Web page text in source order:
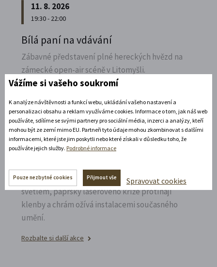
11. 8. 2026
19:30 - 22:00
Bílá paní na vdávání
Zábavné představení plné hereckých hvězd na
zámecké open-air scéně v Litomyšli.
14. 8. 2026
Noční prohlídka piaristického chrámu
působivém večerním hávu. Obětní stůl dýchá
světlem, paprsky laserového kříže protínají
klenby a chrám ožívá instalacemi současného
umění.
Rozbalte si další akce
Vážíme si vašeho soukromí
K analýze návštěvnosti a funkcí webu, ukládání vašeho nastavení a
personalizaci obsahu a reklam využíváme cookies. Informace o tom, jak náš web
používáte, sdílíme se svými partnery pro sociální média, inzerci a analýzy, kteří
mohou být ze zemí mimo EU. Partneři tyto údaje mohou zkombinovat s dalšími
informacemi, které jste jim poskytli nebo které získali v důsledku toho, že
používáte jejich služby. Podrobné informace
Pouze nezbytné cookies Přijmout vše Spravovat cookies